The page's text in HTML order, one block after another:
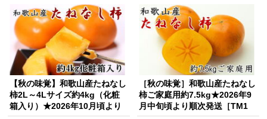
【秋の味覚】和歌山産たねなし
柿2L～4Lサイズ約4kg（化粧
箱入り）★2026年10月頃より
［秋の味覚］和歌山産たねなし
柿ご家庭用約7.5kg★2026年9
月中旬頃より順次発送［TM1